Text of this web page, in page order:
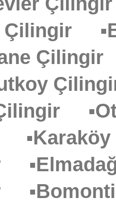
Çilingir